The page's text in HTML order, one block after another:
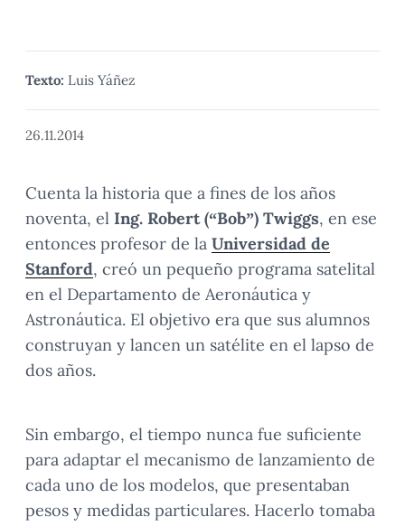
Texto: Luis Yáñez
26.11.2014
Cuenta la historia que a fines de los años
noventa, el Ing. Robert (“Bob”) Twiggs, en ese
entonces profesor de la Universidad de
Stanford, creó un pequeño programa satelital
en el Departamento de Aeronáutica y
Astronáutica. El objetivo era que sus alumnos
construyan y lancen un satélite en el lapso de
dos años.
Sin embargo, el tiempo nunca fue suficiente
para adaptar el mecanismo de lanzamiento de
cada uno de los modelos, que presentaban
pesos y medidas particulares. Hacerlo tomaba